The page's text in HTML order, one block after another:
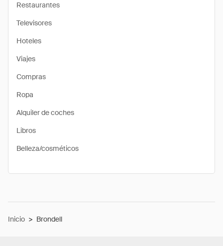
Restaurantes
Televisores
Hoteles
Viajes
Compras
Ropa
Alquiler de coches
Libros
Belleza/cosméticos
Inicio > Brondell